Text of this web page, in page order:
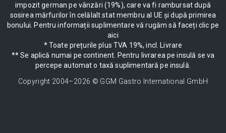
impozit german pe vânzări (19%), care va fi rambursat după
sosirea mărfurilor în celălalt stat membru al UE și după primirea
bonului. Pentru informații suplimentare vă rugăm să faceți clic pe
aici
* Toate prețurile plus TVA 19%, incl. Livrare
** Se aplică numai pe continent. Pentru livrarea pe insulă se va
percepe automat o taxă suplimentară pe insulă.
Copyright 2004–2026 © GGM Gastro International GmbH